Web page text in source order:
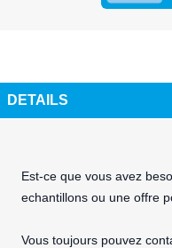
DETAILS
Est-ce que vous avez
echantillons ou une offre
Vous toujours pouvez